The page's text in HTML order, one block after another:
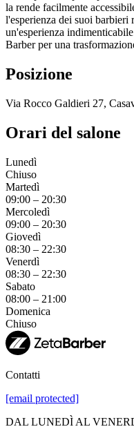
la rende facilmente
l'esperienza dei suoi barbieri
un'esperienza
Barber per una
Posizione
Via Rocco Galdieri 27,
Orari del salone
Lunedì
Chiuso
Martedì
09:00 – 20:30
Mercoledì
09:00 – 20:30
Giovedì
08:30 – 22:30
Venerdì
08:30 – 22:30
Sabato
08:00 – 21:00
Domenica
Chiuso
Contatti
[email protected]
DAL LUNEDÌ AL